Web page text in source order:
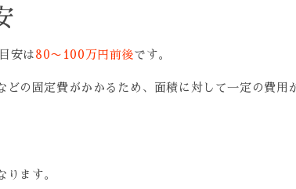
安は 80〜100万円前後です。
の固定費がかかるため、面積に対して一定の費用
ます。